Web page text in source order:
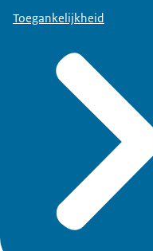
Toegankelijkheid